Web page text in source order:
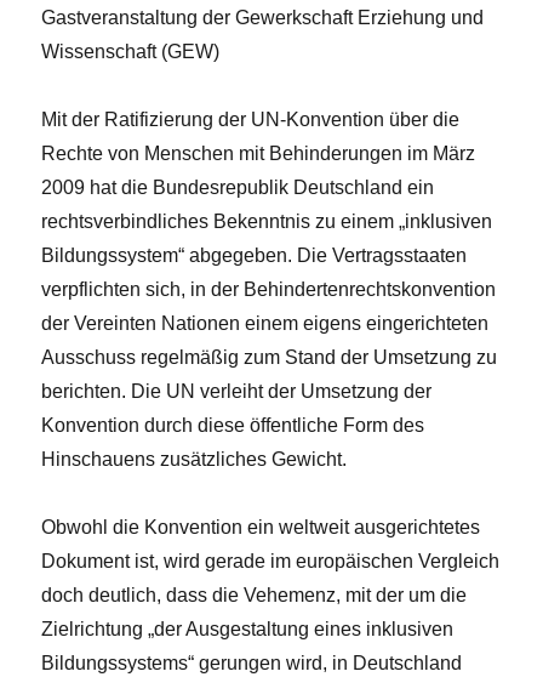
Gastveranstaltung der Gewerkschaft Erziehung und
Wissenschaft (GEW)
Mit der Ratifizierung der UN-Konvention über die
Rechte von Menschen mit Behinderungen im März
2009 hat die Bundesrepublik Deutschland ein
rechtsverbindliches Bekenntnis zu einem „inklusiven
Bildungssystem“ abgegeben. Die Vertragsstaaten
verpflichten sich, in der Behindertenrechtskonvention
der Vereinten Nationen einem eigens eingerichteten
Ausschuss regelmäßig zum Stand der Umsetzung zu
berichten. Die UN verleiht der Umsetzung der
Konvention durch diese öffentliche Form des
Hinschauens zusätzliches Gewicht.
Obwohl die Konvention ein weltweit ausgerichtetes
Dokument ist, wird gerade im europäischen Vergleich
doch deutlich, dass die Vehemenz, mit der um die
Zielrichtung „der Ausgestaltung eines inklusiven
Bildungssystems“ gerungen wird, in Deutschland